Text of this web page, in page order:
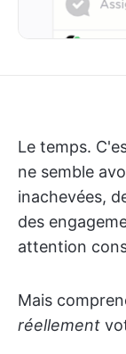
Le temps.
ne semble
inachevées,
des
attention
Mais
réellement